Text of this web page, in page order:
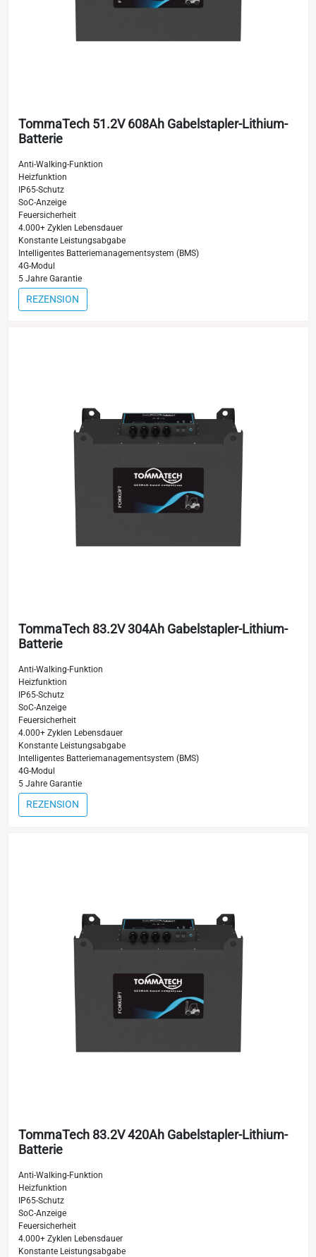
TommaTech 51.2V 608Ah Gabelstapler-Lithium-
Batterie
Anti-Walking-Funktion
Heizfunktion
IP65-Schutz
SoC-Anzeige
Feuersicherheit
4.000+ Zyklen Lebensdauer
Konstante Leistungsabgabe
Intelligentes Batteriemanagementsystem (BMS)
4G-Modul
5 Jahre Garantie
REZENSION
TommaTech 83.2V 304Ah Gabelstapler-Lithium-
Batterie
Anti-Walking-Funktion
Heizfunktion
IP65-Schutz
SoC-Anzeige
Feuersicherheit
4.000+ Zyklen Lebensdauer
Konstante Leistungsabgabe
Intelligentes Batteriemanagementsystem (BMS)
4G-Modul
5 Jahre Garantie
REZENSION
TommaTech 83.2V 420Ah Gabelstapler-Lithium-
Batterie
Anti-Walking-Funktion
Heizfunktion
IP65-Schutz
SoC-Anzeige
Feuersicherheit
4.000+ Zyklen Lebensdauer
Konstante Leistungsabgabe